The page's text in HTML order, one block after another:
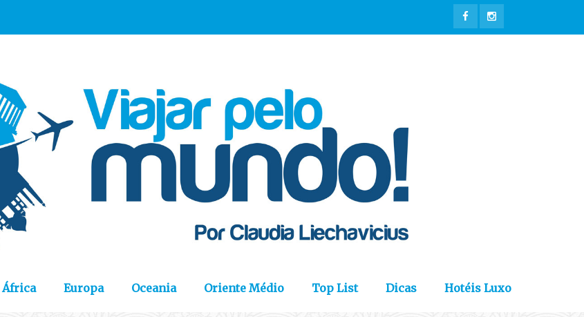
África Europa Oceania Oriente Médio Top List Dicas Hotéis Luxo